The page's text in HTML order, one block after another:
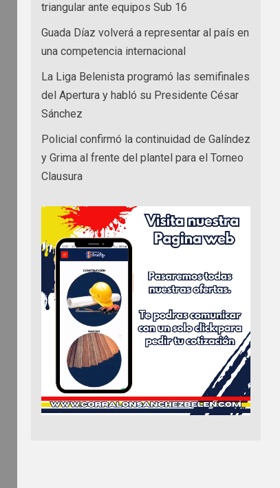
triangular ante equipos Sub 16
Guada Díaz volverá a representar al país en
una competencia internacional
La Liga Belenista programó las semifinales
del Apertura y habló su Presidente César
Sánchez
Policial confirmó la continuidad de Galíndez
y Grima al frente del plantel para el Torneo
Clausura